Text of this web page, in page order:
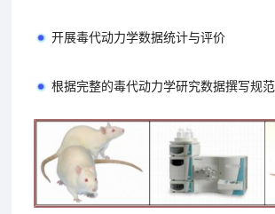
开展毒代动力学数据统计与评价
根据完整的毒代动力学研究数据撰写规